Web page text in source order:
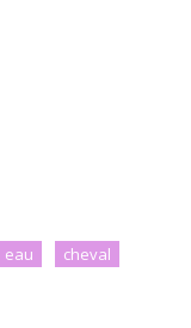
eau
cheval